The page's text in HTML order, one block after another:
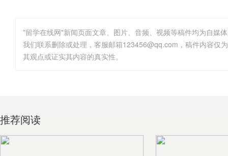
"留学在线网"新闻页面文章、图片、音频、视频等稿件均为自媒
其观点或证实其内容的真实性。
推荐阅读